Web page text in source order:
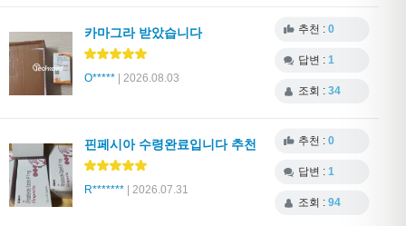
카마그라 받았습니다
O***** | 2026.08.03
추천 : 0
답변 : 1
조회 : 34
핀페시아 수령완료입니다 추천
R******* | 2026.07.31
추천 : 0
답변 : 1
조회 : 94